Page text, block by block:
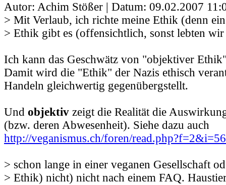
Autor: Achim Stößer | Datum: 09.02.2007
> Mit Verlaub, ich richte meine Ethik (denn
> Ethik gibt es (offensichtlich, sonst lebten wir
Ich kann das Geschwätz von "objektiver
Damit wird die "Ethik" der Nazis ethisch
Handeln gleichwertig gegenübergstellt.
Und objektiv zeigt die Realität die
(bzw. deren Abwesenheit). Siehe dazu auch
http://veganismus.ch/foren/
> schon lange in einer veganen Gesellschaft
> Ethik) nicht) nicht nach einem FAQ.